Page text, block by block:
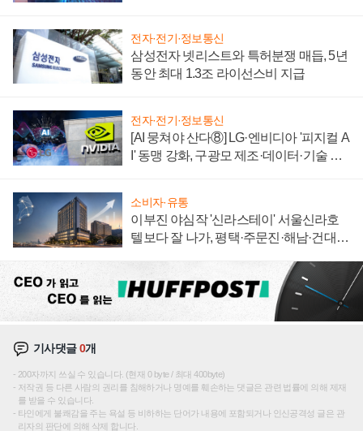
전자·전기·정보통신
삼성전자 넷리스트와 특허분쟁 매듭, 5년
동안 최대 1.3조 라이선스비 지급
전자·전기·정보통신
[AI 뭉쳐야 산다⑧] LG·엔비디아 '피지컬 A
I' 동맹 강화, 구광모 제조·데이터·기술 결
소비자·유통
이부진 야심작 '신라스테이' 서울신라호
텔보다 잘 나가, 평택·주문진·해남·건대로
기사댓글0개
200자까지 쓰실 수 있습니다. (현재 0 byte / 최대 400byte)
저작권 등 다른 사람의 권리를 침해하거나 명예를 훼손하는 댓글은 관련 법률에 의해 제재
를 받을 수 있습니다.
타인에게 불쾌감을 주는 욕설 등 비하하는 단어가 내용에 포함되거나 인신공격성 글은 관
리자의 판단에 의해 삭제 합니다.